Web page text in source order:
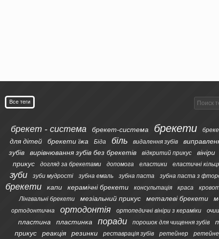
Все теги
брекет - система брекет-система брекети
для дітей брекети їжа Біда біль видалення зубів
зубів
вирівнювання зубів без брекетів відкритий прикус
вініри
прикус
догляд за брекетами допомога еластики еластичні
зуби зуби мудрості зубна емаль зубна паста зубна паста з
брекети капи керамічні брекети консультація краса
Лінгвальні брекети
мезіальний прикус металеві брекети
ортодонтична ортодонтія ортопедичні вініри з кераміки
пластина пластинка поради порошок для чищення зубів
прикус
реакція резинки реставрація зубів ретейнер